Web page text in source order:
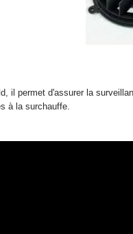
il permet d'assurer la
à la surchauffe.